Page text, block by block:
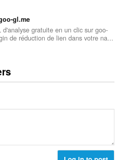
gl.me
d'analyse gratuite en un clic sur goo-
de réduction de lien dans votre na...